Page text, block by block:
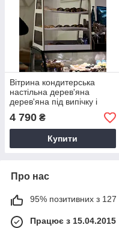
Вітрина кондитерська
настільна дерев'яна
дерев'яна під випічку і
десерти в кафе, магазин,
Біла
4 790 ₴
Купити
Про нас
95% позитивних з 127
Працює з 15.04.2015